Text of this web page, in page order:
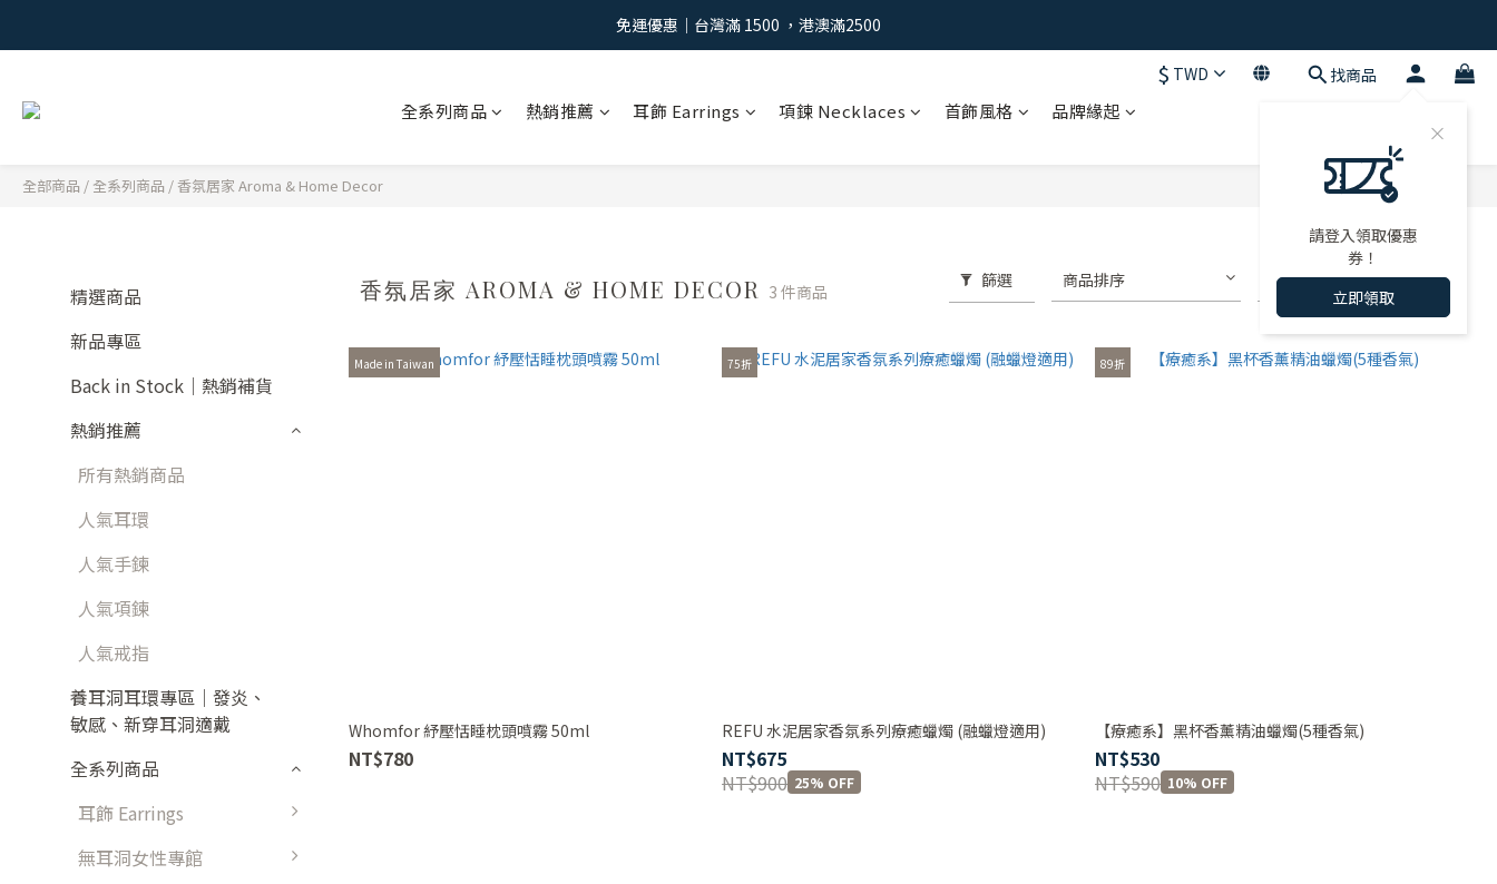
免運優惠｜台灣滿 1500 ，港澳滿2500
免運優惠｜台灣滿 1500 ，港澳滿2500
免運優惠｜台灣滿 1500 ，港澳滿2500
$ TWD 找商品
請登入領取優惠
券！
立即領取
全系列商品 熱銷推薦 耳飾 Earrings 項鍊 Necklaces 首飾風格 品牌緣起
全部商品 / 全系列商品 / 香氛居家 Aroma & Home Decor
精選商品
新品專區
Back in Stock｜熱銷補貨
熱銷推薦
所有熱銷商品
人氣耳環
人氣手鍊
人氣項鍊
人氣戒指
養耳洞耳環專區｜發炎、
敏感、新穿耳洞適戴
全系列商品
耳飾 Earrings
無耳洞女性專館
香氛居家 AROMA & HOME DECOR 3 件商品
篩選 商品排序 每頁顯示 72 個
Made in Taiwan
Whomfor 紓壓恬睡枕頭噴霧 50ml
NT$780
75折
REFU 水泥居家香氛系列療癒蠟燭 (融蠟燈適用)
NT$675
NT$900 25% OFF
89折
【療癒系】黑杯香薰精油蠟燭(5種香氣)
NT$530
NT$590 10% OFF